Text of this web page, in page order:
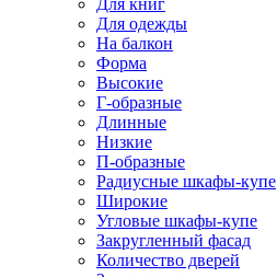
Для книг
Для одежды
На балкон
Форма
Высокие
Г-образные
Длинные
Низкие
П-образные
Радиусные шкафы-купе
Широкие
Угловые шкафы-купе
Закругленный фасад
Количество дверей